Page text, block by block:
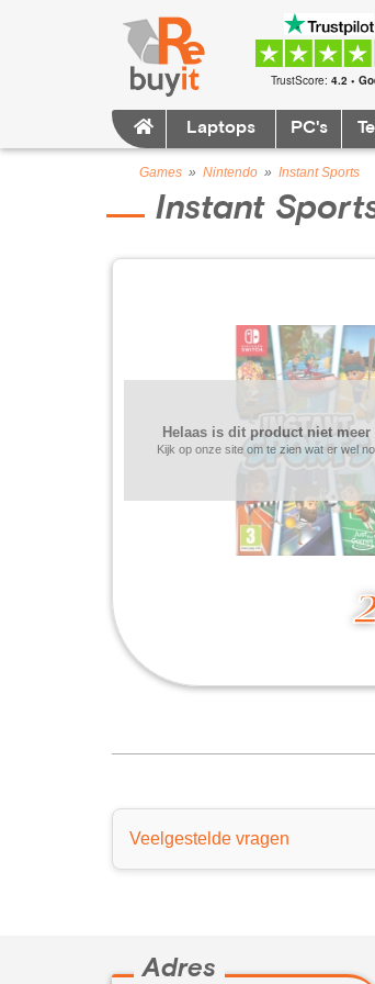
TrustScore: 4.2 •
Laptops PC's
Games » Nintendo » Instant Sports
Instant
Helaas is dit product niet meer
Kijk op onze site om te zien wat er wel
Veelgestelde vragen
Adres